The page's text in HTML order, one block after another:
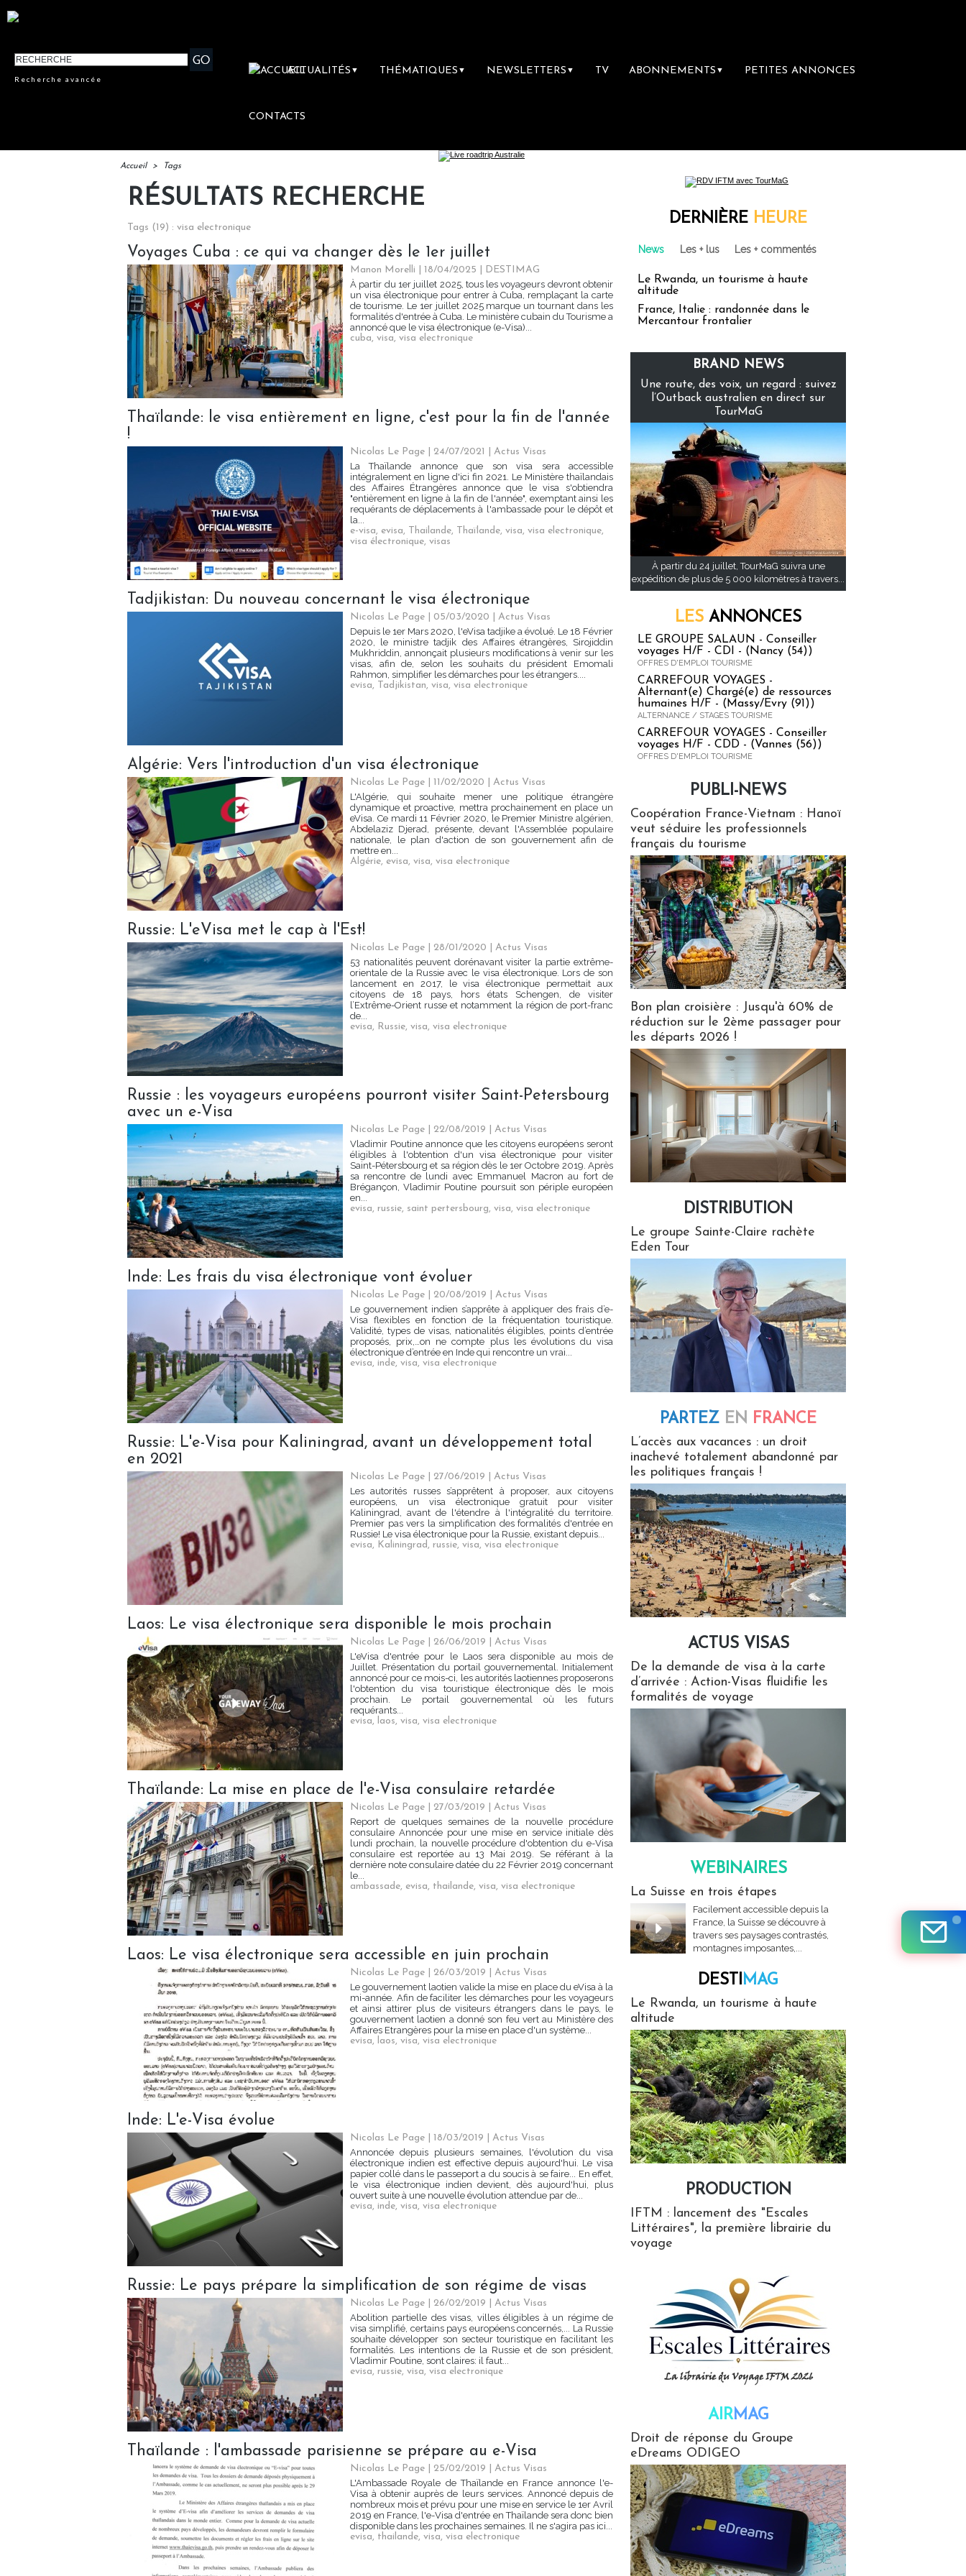
Recherche avancée
ACTUALITÉS ▼ THÉMATIQUES ▼ NEWSLETTERS ▼ TV ABONNEMENTS ▼ PETITES ANNONCES
CONTACTS
Accueil > Tags
RÉSULTATS RECHERCHE
Tags (19) : visa electronique
Voyages Cuba : ce qui va changer dès le 1er juillet
Manon Morelli | 18/04/2025
DESTIMAG
À partir du 1er juillet 2025, tous les voyageurs devront obtenir
un visa électronique pour entrer à Cuba, remplaçant la carte
de tourisme. Le 1er juillet 2025 marque un tournant dans les
formalités d'entrée à Cuba. Le ministère cubain du Tourisme a
annoncé que le visa électronique (e-Visa)...
cuba, visa, visa electronique
Thaïlande: le visa entièrement en ligne, c'est pour la fin de l'année
!
Nicolas Le Page | 24/07/2021
Actus Visas
La Thaïlande annonce que son visa sera accessible
intégralement en ligne d'ici fin 2021. Le Ministère thaïlandais
des Affaires Étrangères annonce que le visa s'obtiendra
"entièrement en ligne à la fin de l'année", exemptant ainsi les
requérants de déplacements à l'ambassade pour le dépôt et
la...
e-visa, evisa, Thailande, Thaïlande, visa, visa electronique,
visa électronique, visas
Tadjikistan: Du nouveau concernant le visa électronique
Nicolas Le Page | 05/03/2020
Actus Visas
Depuis le 1er Mars 2020, l'eVisa tadjike a évolué. Le 18 Février
2020, le ministre tadjik des Affaires étrangères, Sirojiddin
Mukhriddin, annonçait plusieurs modifications à venir sur les
visas, afin de, selon les souhaits du président Emomali
Rahmon, simplifier les démarches pour les étrangers....
evisa, Tadjikistan, visa, visa electronique
Algérie: Vers l'introduction d'un visa électronique
Nicolas Le Page | 11/02/2020
Actus Visas
L'Algérie, qui souhaite mener une politique étrangère
dynamique et proactive, mettra prochainement en place un
eVisa. Ce mardi 11 Février 2020, le Premier Ministre algérien,
Abdelaziz Djerad, présente, devant l'Assemblée populaire
nationale, le plan d'action de son gouvernement afin de
mettre en...
Algérie, evisa, visa, visa electronique
Russie: L'eVisa met le cap à l'Est!
Nicolas Le Page | 28/01/2020
Actus Visas
53 nationalités peuvent dorénavant visiter la partie extrême-
orientale de la Russie avec le visa électronique. Lors de son
lancement en 2017, le visa électronique permettait aux
citoyens de 18 pays, hors états Schengen, de visiter
l’Extrême-Orient russe et notamment la région de port-franc
de...
evisa, Russie, visa, visa electronique
Russie : les voyageurs européens pourront visiter Saint-Petersbourg
avec un e-Visa
Nicolas Le Page | 22/08/2019
Actus Visas
Vladimir Poutine annonce que les citoyens européens seront
éligibles à l'obtention d'un visa électronique pour visiter
Saint-Pétersbourg et sa région dès le 1er Octobre 2019. Après
sa rencontre de lundi avec Emmanuel Macron au fort de
Brégançon, Vladimir Poutine poursuit son périple européen
en...
evisa, russie, saint pertersbourg, visa, visa electronique
Inde: Les frais du visa électronique vont évoluer
Nicolas Le Page | 20/08/2019
Actus Visas
Le gouvernement indien s’apprête à appliquer des frais d’e-
Visa flexibles en fonction de la fréquentation touristique.
Validité, types de visas, nationalités éligibles, points d’entrée
proposés, prix,…on ne compte plus les évolutions du visa
électronique d’entrée en Inde qui rencontre un vrai...
evisa, inde, visa, visa electronique
Russie: L'e-Visa pour Kaliningrad, avant un développement total
en 2021
Nicolas Le Page | 27/06/2019
Actus Visas
Les autorités russes s’apprêtent à proposer, aux citoyens
européens, un visa électronique gratuit pour visiter
Kaliningrad, avant de l'étendre à l'intégralité du territoire.
Premier pas vers la simplification des formalités d'entrée en
Russie! Le visa électronique pour la Russie, existant depuis...
evisa, Kaliningrad, russie, visa, visa electronique
Laos: Le visa électronique sera disponible le mois prochain
Nicolas Le Page | 26/06/2019
Actus Visas
L'eVisa d'entrée pour le Laos sera disponible au mois de
Juillet. Présentation du portail gouvernemental. Initialement
annoncé pour ce mois-ci, les autorités laotiennes proposerons
l'obtention du visa touristique électronique dès le mois
prochain. Le portail gouvernemental où les futurs
requérants...
evisa, laos, visa, visa electronique
Thaïlande: La mise en place de l'e-Visa consulaire retardée
Nicolas Le Page | 27/03/2019
Actus Visas
Report de quelques semaines de la nouvelle procédure
consulaire Annoncée pour une mise en service initiale dès
lundi prochain, la nouvelle procédure d'obtention du e-Visa
consulaire est reportée au 13 Mai 2019. Se référant à la
dernière note consulaire datée du 22 Février 2019 concernant
le...
ambassade, evisa, thailande, visa, visa electronique
Laos: Le visa électronique sera accessible en juin prochain
Nicolas Le Page | 26/03/2019
Actus Visas
Le gouvernement laotien valide la mise en place du eVisa à la
mi-année. Afin de faciliter les démarches pour les voyageurs
et ainsi attirer plus de visiteurs étrangers dans le pays, le
gouvernement laotien a donné son feu vert au Ministère des
Affaires Etrangères pour la mise en place d'un système...
evisa, laos, visa, visa electronique
Inde: L'e-Visa évolue
Nicolas Le Page | 18/03/2019
Actus Visas
Annoncée depuis plusieurs semaines, l'évolution du visa
électronique indien est effective depuis aujourd'hui. Le visa
papier collé dans le passeport a du soucis à se faire... En effet,
le visa électronique indien devient, dès aujourd'hui, plus
ouvert suite à une nouvelle évolution attendue par de...
evisa, inde, visa, visa electronique
Russie: Le pays prépare la simplification de son régime de visas
Nicolas Le Page | 26/02/2019
Actus Visas
Abolition partielle des visas, villes éligibles à un régime de
visa simplifié, certains pays européens concernés,... La Russie
souhaite développer son secteur touristique en facilitant les
formalités. Les intentions de la Russie et de son président,
Vladimir Poutine, sont claires: il faut...
evisa, russie, visa, visa electronique
Thaïlande : l'ambassade parisienne se prépare au e-Visa
Nicolas Le Page | 25/02/2019
Actus Visas
L'Ambassade Royale de Thaïlande en France annonce l'e-
Visa à obtenir auprès de leurs services. Annoncé depuis de
nombreux mois et prévu pour une mise en service le 1er Avril
2019 en France, l'e-Visa d'entrée en Thaïlande sera donc bien
disponible dans les prochaines semaines. Il ne s'agira pas ici...
evisa, thailande, visa, visa electronique
DERNIÈRE HEURE
News Les + lus Les + commentés
Le Rwanda, un tourisme à haute
altitude
France, Italie : randonnée dans le
Mercantour frontalier
BRAND NEWS
Une route, des voix, un regard : suivez
l’Outback australien en direct sur
TourMaG
À partir du 24 juillet, TourMaG suivra une
expédition de plus de 5 000 kilomètres à travers...
LES ANNONCES
LE GROUPE SALAUN - Conseiller
voyages H/F - CDI - (Nancy (54))
OFFRES D'EMPLOI TOURISME
CARREFOUR VOYAGES -
Alternant(e) Chargé(e) de ressources
humaines H/F - (Massy/Evry (91))
ALTERNANCE / STAGES TOURISME
CARREFOUR VOYAGES - Conseiller
voyages H/F - CDD - (Vannes (56))
OFFRES D'EMPLOI TOURISME
PUBLI-NEWS
Coopération France-Vietnam : Hanoï
veut séduire les professionnels
français du tourisme
Bon plan croisière : Jusqu'à 60% de
réduction sur le 2ème passager pour
les départs 2026 !
DISTRIBUTION
Le groupe Sainte-Claire rachète
Eden Tour
PARTEZ EN FRANCE
L’accès aux vacances : un droit
inachevé totalement abandonné par
les politiques français !
ACTUS VISAS
De la demande de visa à la carte
d’arrivée : Action-Visas fluidifie les
formalités de voyage
WEBINAIRES
La Suisse en trois étapes
Facilement accessible depuis la
France, la Suisse se découvre à
travers ses paysages contrastés,
montagnes imposantes,...
DESTIMAG
Le Rwanda, un tourisme à haute
altitude
PRODUCTION
IFTM : lancement des "Escales
Littéraires", la première librairie du
voyage
AIRMAG
Droit de réponse du Groupe
eDreams ODIGEO